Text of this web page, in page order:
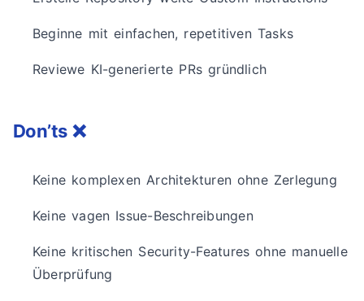
Beginne mit einfachen, repetitiven Tasks
Reviewe KI-generierte PRs gründlich
Don’ts ❌
Keine komplexen Architekturen ohne Zerlegung
Keine vagen Issue-Beschreibungen
Keine kritischen Security-Features ohne manuelle
Überprüfung